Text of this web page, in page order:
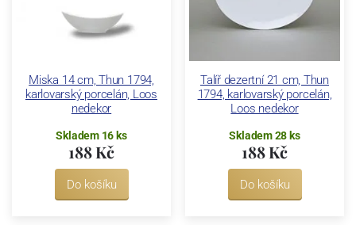
Miska 14 cm, Thun 1794,
karlovarský porcelán, Loos
nedekor
Skladem 16 ks
188 Kč
Do košíku
Talíř dezertní 21 cm, Thun
1794, karlovarský porcelán,
Loos nedekor
Skladem 28 ks
188 Kč
Do košíku